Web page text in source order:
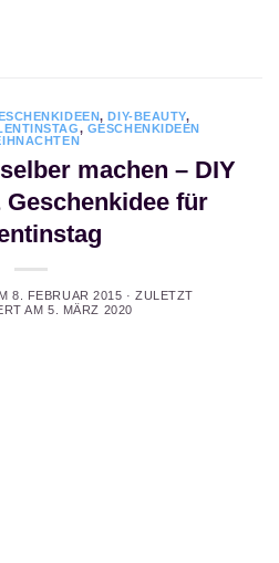
,DIY-BEAUTY,
, GESCHENKIDEEN
machen – DIY
Geschenkidee für
8. FEBRUAR 2015 · ZULETZT
AM5. MÄRZ 2020